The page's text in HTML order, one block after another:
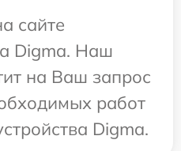
сайте
Digma. Наш
на Ваш запрос
работ
Digma.